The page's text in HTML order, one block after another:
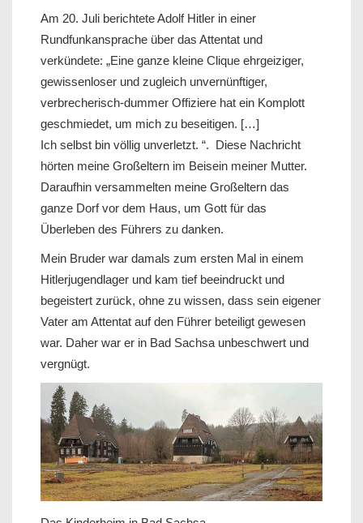
Am 20. Juli berichtete Adolf Hitler in einer
Rundfunkansprache über das Attentat und
verkündete: „Eine ganze kleine Clique ehrgeiziger,
gewissenloser und zugleich unvernünftiger,
verbrecherisch-dummer Offiziere hat ein Komplott
geschmiedet, um mich zu beseitigen. […]
Ich selbst bin völlig unverletzt. “. Diese Nachricht
hörten meine Großeltern im Beisein meiner Mutter.
Daraufhin versammelten meine Großeltern das
ganze Dorf vor dem Haus, um Gott für das
Überleben des Führers zu danken.
Mein Bruder war damals zum ersten Mal in einem
Hitlerjugendlager und kam tief beeindruckt und
begeistert zurück, ohne zu wissen, dass sein eigener
Vater am Attentat auf den Führer beteiligt gewesen
war. Daher war er in Bad Sachsa unbeschwert und
vergnügt.